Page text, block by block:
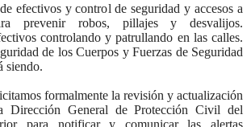
efectivos y control de seguridad y accesos a
prevenir robos, pillajes y desvalijos.
controlando y patrullando en las calles.
de los Cuerpos y Fuerzas de Seguridad
siendo.
formalmente la revisión y actualización
Dirección General de Protección Civil del
para notificar y comunicar las alertas